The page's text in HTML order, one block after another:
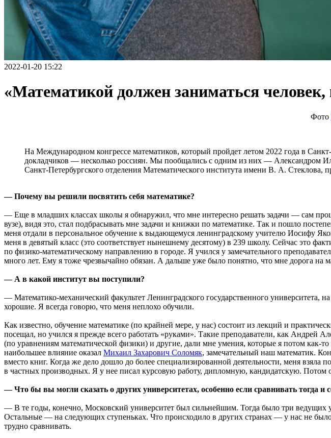
2022-01-20 15:22
«Математикой должен заниматься
Фото
На Международном конгрессе математиков, который пройдет летом 2022 года в
докладчиков — несколько россиян. Мы пообщались с одним из них — Александром
Санкт-Петербургского отделения Математического института имени В. А. Стеклова,
— Почему вы решили посвятить себя математике?
— Еще в младших классах школы я обнаружил, что мне интересно решать задачи — сам
вузе), видя это, стал подбрасывать мне задачи и книжки по математике. Так и пошло
меня отдали в персональное обучение к выдающемуся ленинградскому учителю Иосифу
меня в девятый класс (это соответствует нынешнему десятому) в 239 школу. Сейчас это
по физико-математическому направлению в городе. Я учился у замечательного
много лет. Ему я тоже чрезвычайно обязан. А дальше уже было понятно, что мне дорога на
— А в какой институт вы поступили?
— Математико-механический факультет Ленинградского государственного
хорошие. Я всегда говорю, что меня неплохо обучили.
Как известно, обучение математике (по крайней мере, у нас) состоит из лекций и
посещал, но учился я прежде всего работать «руками». Такие преподаватели, как Андрей
(по уравнениям математической физики) и другие, дали мне умения, которые я потом как-
наибольшее влияние оказал Михаил Захарович Соломяк, замечательный наш математик.
вместо книг. Когда же дело дошло до более специализированной деятельности, меня взяла
в частных производных. Я у нее писал курсовую работу, дипломную, кандидатскую. Потом
— Что бы вы могли сказать о других университетах, особенно если сравнивать тогда и
— В те годы, конечно, Московский университет был сильнейшим. Тогда было три
Остальные — на следующих ступеньках. Что происходило в других странах — у нас не
трудно сравнивать.